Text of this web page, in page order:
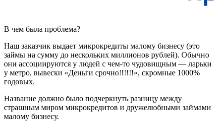
В чем была проблема?
Наш заказчик выдает микрокредиты малому бизнесу (это
займы на сумму до нескольких миллионов рублей). Обычно
они ассоциируются у людей с чем-то чудовищным — ларьки
у метро, вывески «Деньги срочно!!!!!!», скромные 1000%
годовых.
Название должно было подчеркнуть разницу между
страшным миром микрокредитов и дружелюбными займами
малому бизнесу.